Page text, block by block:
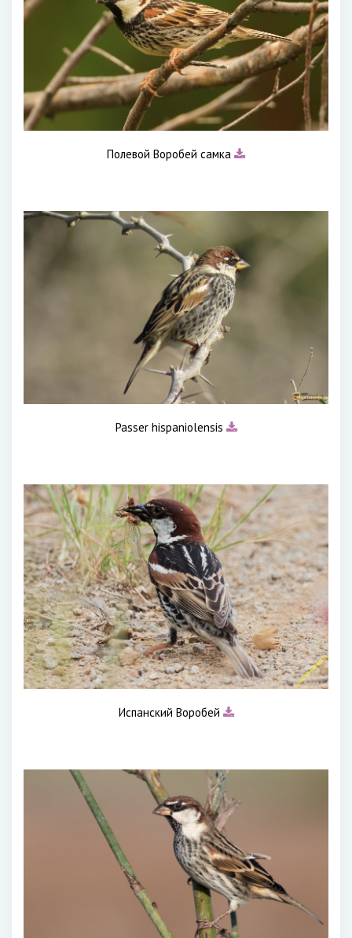
Полевой Воробей самка
Passer hispaniolensis
Испанский Воробей